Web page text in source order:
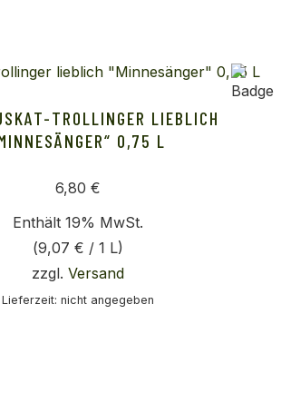
TROLLINGER LIEBLICH
0,75 L
6,80 €
Enthält 19% MwSt.
(9,07 € / 1 L)
zzgl. Versand
Lieferzeit: nicht angegeben